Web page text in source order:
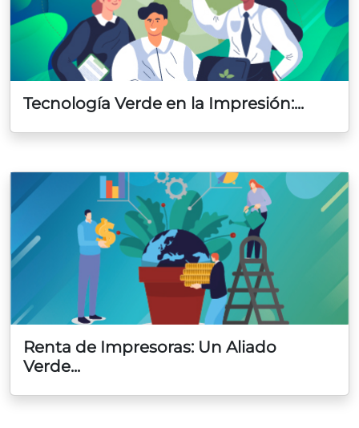
Tecnología Verde en la Impresión:...
Renta de Impresoras: Un Aliado
Verde...